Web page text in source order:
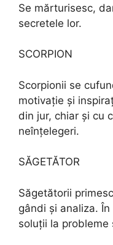
Se mărturisesc,
secretele lor.
SCORPION
Scorpionii se
motivație și
din jur, chiar și cu
neînțelegeri.
SĂGETĂTOR
Săgetătorii
gândi și analiza.
soluții la probleme